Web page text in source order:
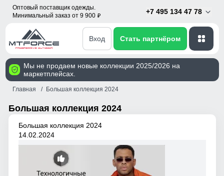
Оптовый поставщик одежды.
Минимальный заказ от 9 900 p
+7 495 134 47 78
Вход Стать партнёром
Мы не продаем новые коллекции 2025/2026 на
маркетплейсах.
Главная Большая коллекция 2024
Большая коллекция 2024
Большая коллекция 2024
14.02.2024